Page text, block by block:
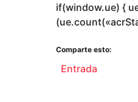
if(window.ue) {
Comparte esto:
Entrada